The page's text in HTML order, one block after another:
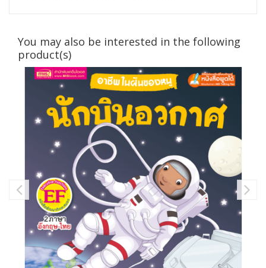
You may also be interested in the following
product(s)